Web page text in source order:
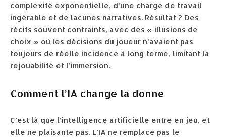
complexité exponentielle, d’une charge de travail
ingérable et de lacunes narratives. Résultat ? Des
récits souvent contraints, avec des « illusions de
choix » où les décisions du joueur n’avaient pas
toujours de réelle incidence à long terme, limitant la
rejouabilité et l’immersion.
Comment l’IA change la donne
C’est là que l’intelligence artificielle entre en jeu, et
elle ne plaisante pas. L’IA ne remplace pas le